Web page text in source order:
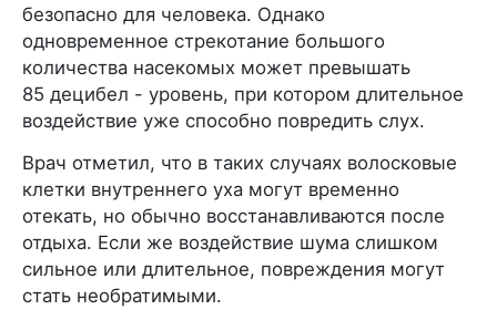
безопасно для человека. Однако
одновременное стрекотание большого
количества насекомых может превышать
85 децибел - уровень, при котором длительное
воздействие уже способно повредить слух.
Врач отметил, что в таких случаях волосковые
клетки внутреннего уха могут временно
отекать, но обычно восстанавливаются после
отдыха. Если же воздействие шума слишком
сильное или длительное, повреждения могут
стать необратимыми.